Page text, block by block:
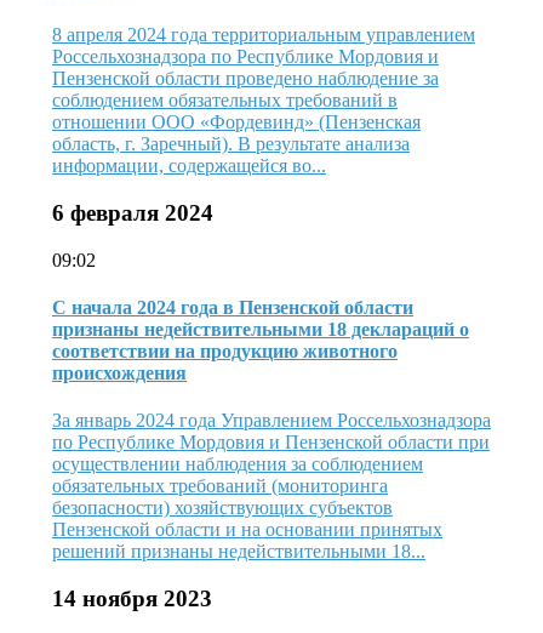
8 апреля 2024 года территориальным управлением
Россельхознадзора по Республике Мордовия и
Пензенской области проведено наблюдение за
соблюдением обязательных требований в
отношении ООО «Фордевинд» (Пензенская
область, г. Заречный). В результате анализа
информации, содержащейся во...
6 февраля 2024
09:02
С начала 2024 года в Пензенской области
признаны недействительными 18 деклараций о
соответствии на продукцию животного
происхождения
За январь 2024 года Управлением Россельхознадзора
по Республике Мордовия и Пензенской области при
осуществлении наблюдения за соблюдением
обязательных требований (мониторинга
безопасности) хозяйствующих субъектов
Пензенской области и на основании принятых
решений признаны недействительными 18...
14 ноября 2023